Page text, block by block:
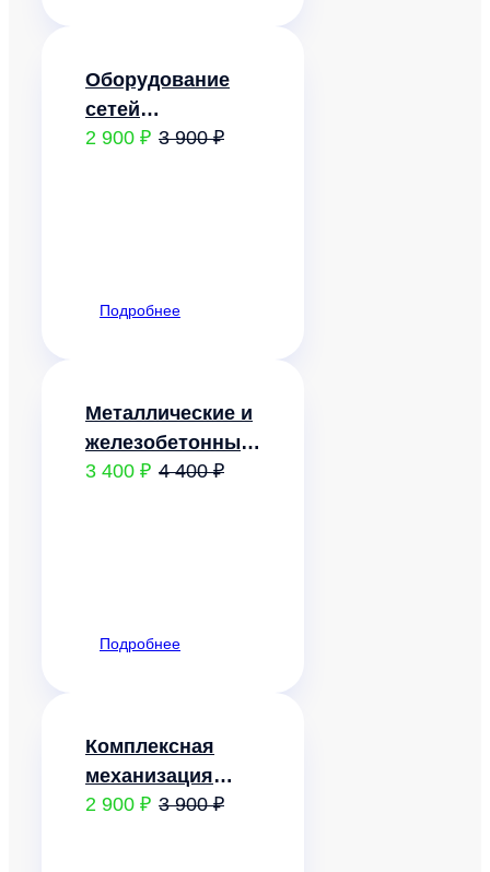
Оборудование
сетей
газораспределения
2 900 ₽ 3 900 ₽
Подробнее
Металлические и
железобетонные
конструкции.
3 400 ₽ 4 400 ₽
Подробнее
Комплексная
механизация
строительства
2 900 ₽ 3 900 ₽